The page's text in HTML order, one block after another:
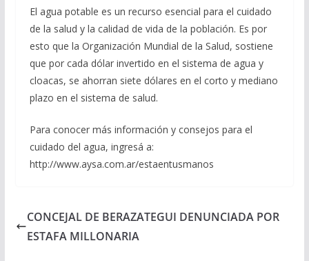
El agua potable es un recurso esencial para el cuidado
de la salud y la calidad de vida de la población. Es por
esto que la Organización Mundial de la Salud, sostiene
que por cada dólar invertido en el sistema de agua y
cloacas, se ahorran siete dólares en el corto y mediano
plazo en el sistema de salud.
Para conocer más información y consejos para el
cuidado del agua, ingresá a:
http://www.aysa.com.ar/estaentusmanos
CONCEJAL DE BERAZATEGUI DENUNCIADA POR
ESTAFA MILLONARIA